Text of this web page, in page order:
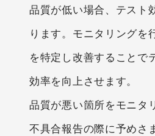
品質が低い場合、テスト
ります。モニタリングを
を特定し改善することで
効率を向上させます。
品質が悪い箇所をモニタ
不具合報告の際に予めさ